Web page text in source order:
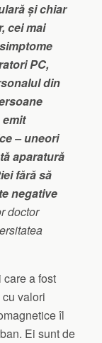
și chiar
cei mai
PC,
din
– uneori
aparatură
fără să
negative
doctor
a fost
valori
îl
Ei sunt de